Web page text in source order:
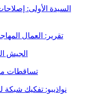
السيدة الأولى:
تقرير: العمال
الجيش
تساقطات مطرية
نواذيبو: تفكيك شبكة